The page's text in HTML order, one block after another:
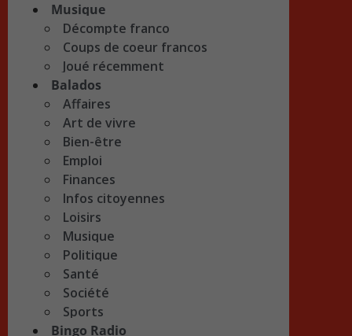
Musique
Décompte franco
Coups de coeur francos
Joué récemment
Balados
Affaires
Art de vivre
Bien-être
Emploi
Finances
Infos citoyennes
Loisirs
Musique
Politique
Santé
Société
Sports
Bingo Radio